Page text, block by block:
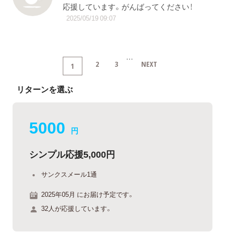
応援しています。がんばってください！
2025/05/19 09:07
1 2 3 … NEXT
リターンを選ぶ
5000 円
シンプル応援5,000円
サンクスメール1通
2025年05月 にお届け予定です。
32人が応援しています。